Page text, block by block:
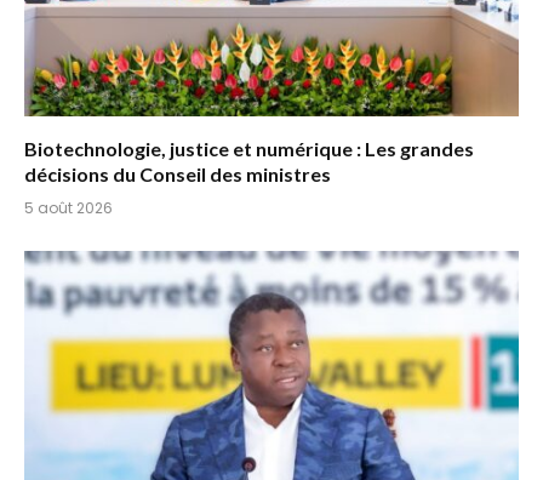
Biotechnologie, justice et numérique : Les grandes
décisions du Conseil des ministres
5 août 2026